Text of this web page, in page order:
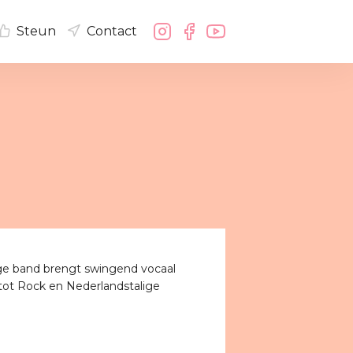
band brengt swingend vocaal
Rock en Nederlandstalige
Steun Contact